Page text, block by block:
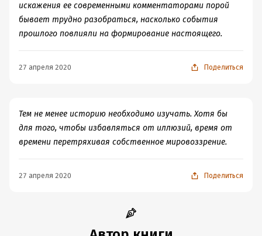
искажения ее современными комментаторами порой
бывает трудно разобраться, насколько события
прошлого повлияли на формирование настоящего.
27 апреля 2020 Поделиться
Тем не менее историю необходимо изучать. Хотя бы
для того, чтобы избавляться от иллюзий, время от
времени перетряхивая собственное мировоззрение.
27 апреля 2020 Поделиться